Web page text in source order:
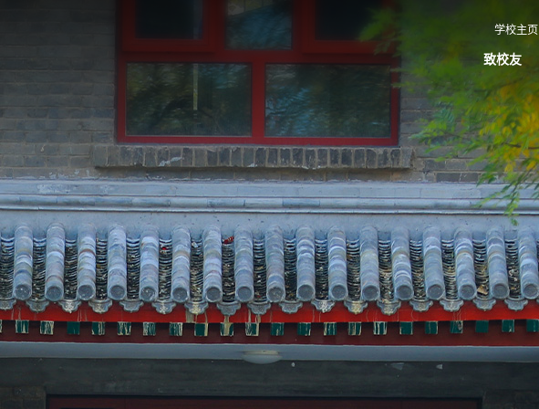
学校主页
致校友